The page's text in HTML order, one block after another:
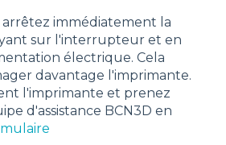
arrêtez immédiatement la
sur l'interrupteur et en
électrique. Cela
davantage l'imprimante.
l'imprimante et prenez
d'assistance BCN3D en